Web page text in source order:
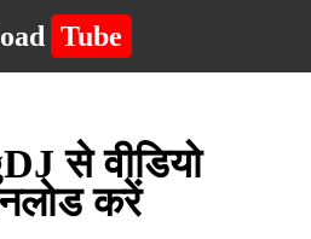
Tube
से वीडियो
करें